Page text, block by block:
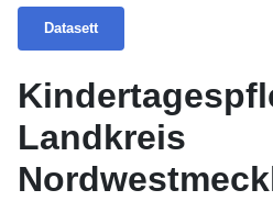
Datasett
Landkreis